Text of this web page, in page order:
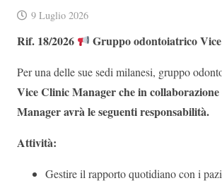
9 Luglio 2026
Rif. 18/2026 Gruppo odontoiatrico
Per una delle sue sedi milanesi, gruppo
ViceClinic Manager che in
Manager avrà le seguenti responsabilità.
Attività:
Gestire il rapporto quotidiano con i